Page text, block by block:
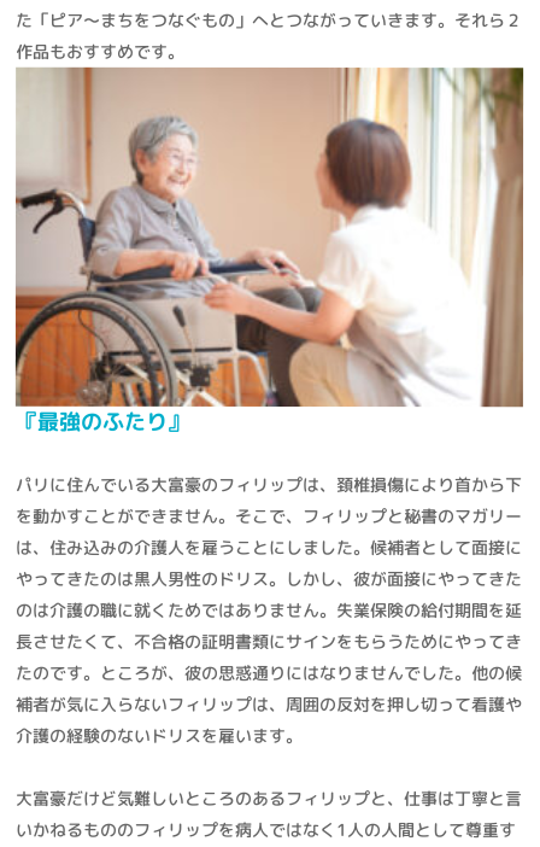
た「ピア～まちをつなぐもの」へとつながっていきます。それら２
作品もおすすめです。
『最強のふたり』
パリに住んでいる大富豪のフィリップは、頚椎損傷により首から下
を動かすことができません。そこで、フィリップと秘書のマガリー
は、住み込みの介護人を雇うことにしました。候補者として面接に
やってきたのは黒人男性のドリス。しかし、彼が面接にやってきた
のは介護の職に就くためではありません。失業保険の給付期間を延
長させたくて、不合格の証明書類にサインをもらうためにやってき
たのです。ところが、彼の思惑通りにはなりませんでした。他の候
補者が気に入らないフィリップは、周囲の反対を押し切って看護や
介護の経験のないドリスを雇います。
大富豪だけど気難しいところのあるフィリップと、仕事は丁寧と言
いかねるもののフィリップを病人ではなく1人の人間として尊重す